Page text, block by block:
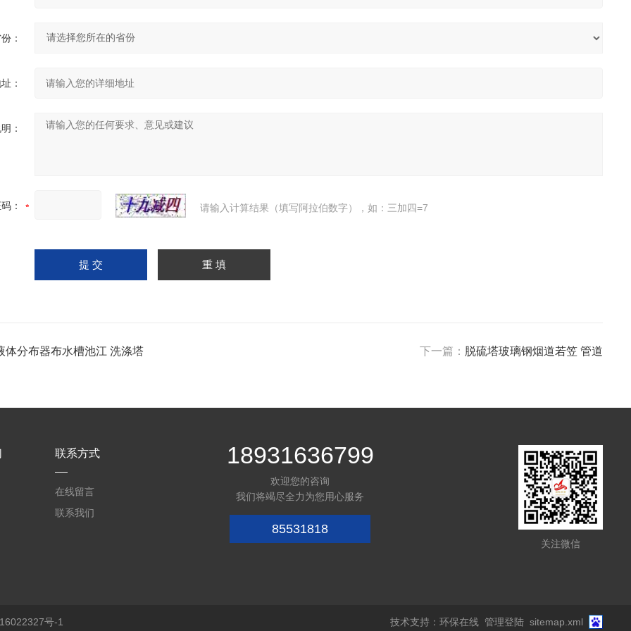
：
：
：
： 请输入计算结果（填写阿拉伯数字），如：三加四=7
体分布器布水槽池江 洗涤塔 下一篇： 脱硫塔玻璃钢烟道若笠 管道
联系方式
在线留言
联系我们
18931636799
欢迎您的咨询
我们将竭尽全力为您用心服务
85531818
关注微信
号-1 技术支持： 环保在线 管理登陆 sitemap.xml